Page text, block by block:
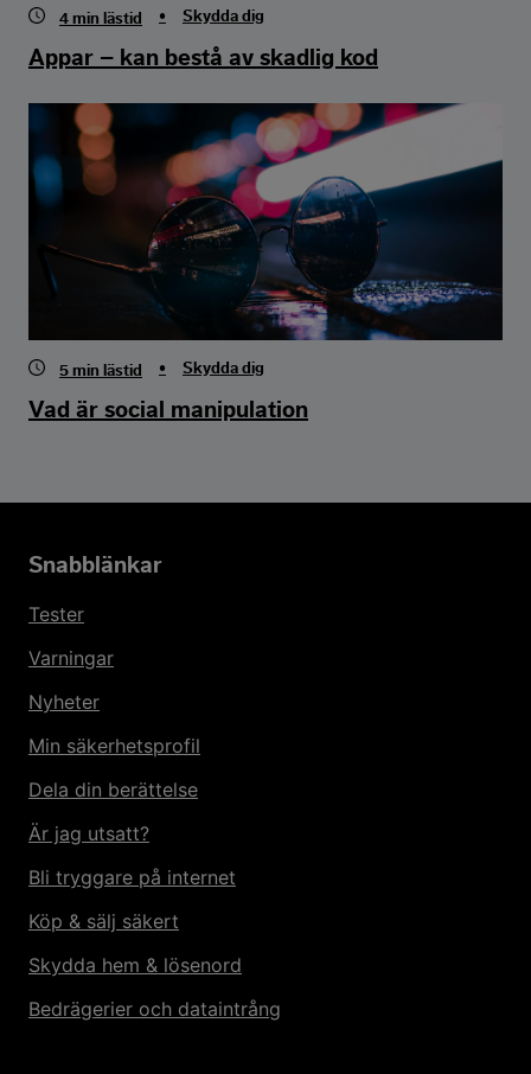
4 min lästid • Skydda dig
Appar – kan bestå av skadlig kod
5 min lästid • Skydda dig
Vad är social manipulation
Snabblänkar
Tester
Varningar
Nyheter
Min säkerhetsprofil
Dela din berättelse
Är jag utsatt?
Bli tryggare på internet
Köp & sälj säkert
Skydda hem & lösenord
Bedrägerier och dataintrång